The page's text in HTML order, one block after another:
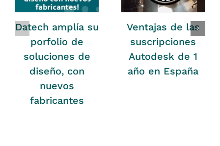
Datech amplía su
porfolio de
soluciones de
diseño, con
nuevos
fabricantes
Ventajas de las
suscripciones
Autodesk de 1
año en España